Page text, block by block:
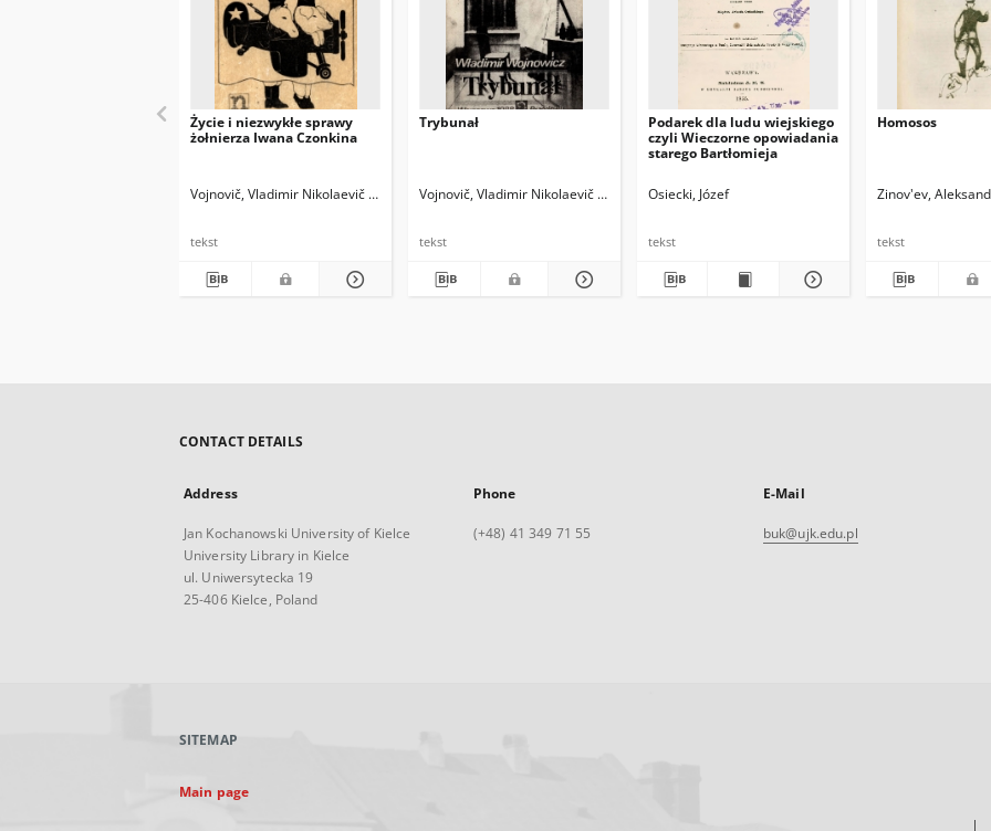
Życie i niezwykłe sprawy
żołnierza Iwana Czonkina
Vojnovič, Vladimir Nikolaevič (1932-2018) Dłuski, Wiktor (1939- ). Tł.
tekst
Trybunał
Vojnovič, Vladimir Nikolaevič (1932-2018) Widłak, Wojciech (1957- ). Tł.
tekst
Podarek dla ludu wiejskiego
czyli Wieczorne opowiadania
starego Bartłomieja
Osiecki, Józef
tekst
Homosos
Zinov'ev,
tekst
CONTACT DETAILS
Address
Jan Kochanowski University of Kielce
University Library in Kielce
ul. Uniwersytecka 19
25-406 Kielce, Poland
Phone
(+48) 41 349 71 55
E-Mail
buk@ujk.edu.pl
SITEMAP
Main page